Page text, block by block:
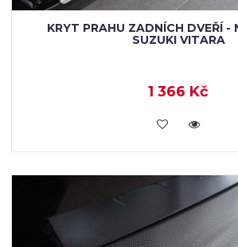
KRYT PRAHU ZADNÍCH DVEŘÍ -
SUZUKI VITARA
1 366 Kč
KOUPIT